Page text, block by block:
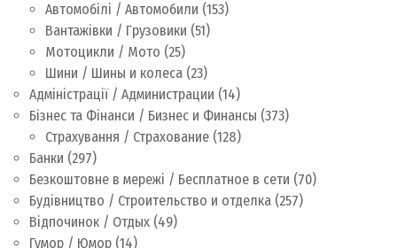
Автомобілі / Автомобили (153)
Вантажівки / Грузовики (51)
Мотоцикли / Мото (25)
Шини / Шины и колеса (23)
Адміністрації / Администрации (14)
Бізнес та Фінанси / Бизнес и Финансы (373)
Страхування / Страхование (128)
Банки (297)
Безкоштовне в мережі / Бесплатное в сети (70)
Будівництво / Строительство и отделка (257)
Відпочинок / Отдых (49)
Гумор / Юмор (14)